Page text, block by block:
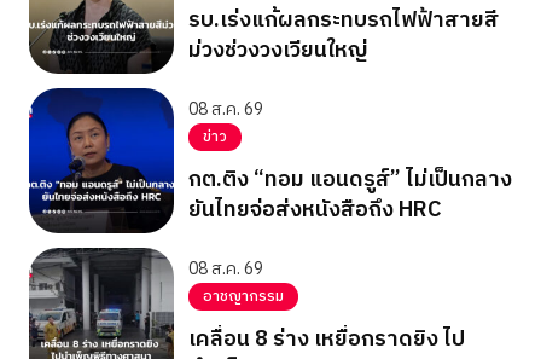
รบ.เร่งแก้ผลกระทบรถไฟฟ้าสายสี
ม่วงช่วงวงเวียนใหญ่
08 ส.ค. 69
ข่าว
กต.ติง “ทอม แอนดรูส์” ไม่เป็นกลาง
ยันไทยจ่อส่งหนังสือถึง HRC
08 ส.ค. 69
อาชญากรรม
เคลื่อน 8 ร่าง เหยื่อกราดยิง ไป